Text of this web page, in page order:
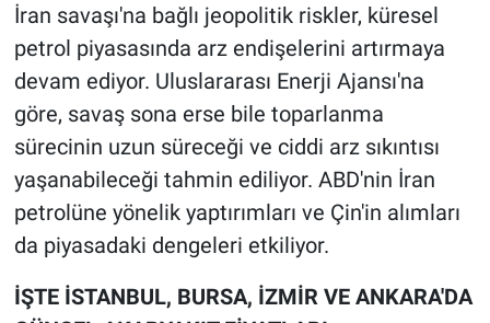
İran savaşı'na bağlı jeopolitik riskler, küresel
petrol piyasasında arz endişelerini artırmaya
devam ediyor. Uluslararası Enerji Ajansı'na
göre, savaş sona erse bile toparlanma
sürecinin uzun süreceği ve ciddi arz sıkıntısı
yaşanabileceği tahmin ediliyor. ABD'nin İran
petrolüne yönelik yaptırımları ve Çin'in alımları
da piyasadaki dengeleri etkiliyor.
İŞTE İSTANBUL, BURSA, İZMİR VE ANKARA'DA